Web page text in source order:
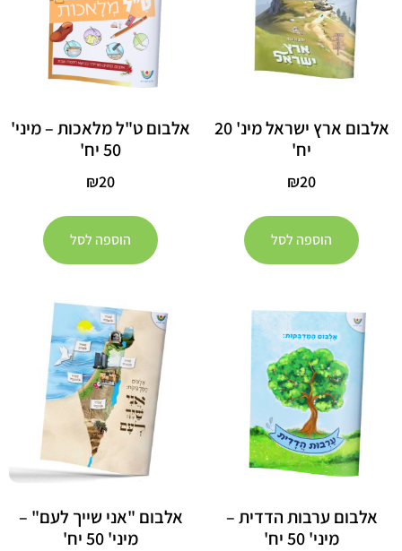
אלבום ארץ ישראל מינ' 20
יח'
₪20
הוספה לסל
אלבום ט"ל מלאכות – מיני'
50 יח'
₪20
הוספה לסל
אלבום ערבות הדדית –
מיני' 50 יח'
אלבום "אני שייך לעם" –
מיני' 50 יח'